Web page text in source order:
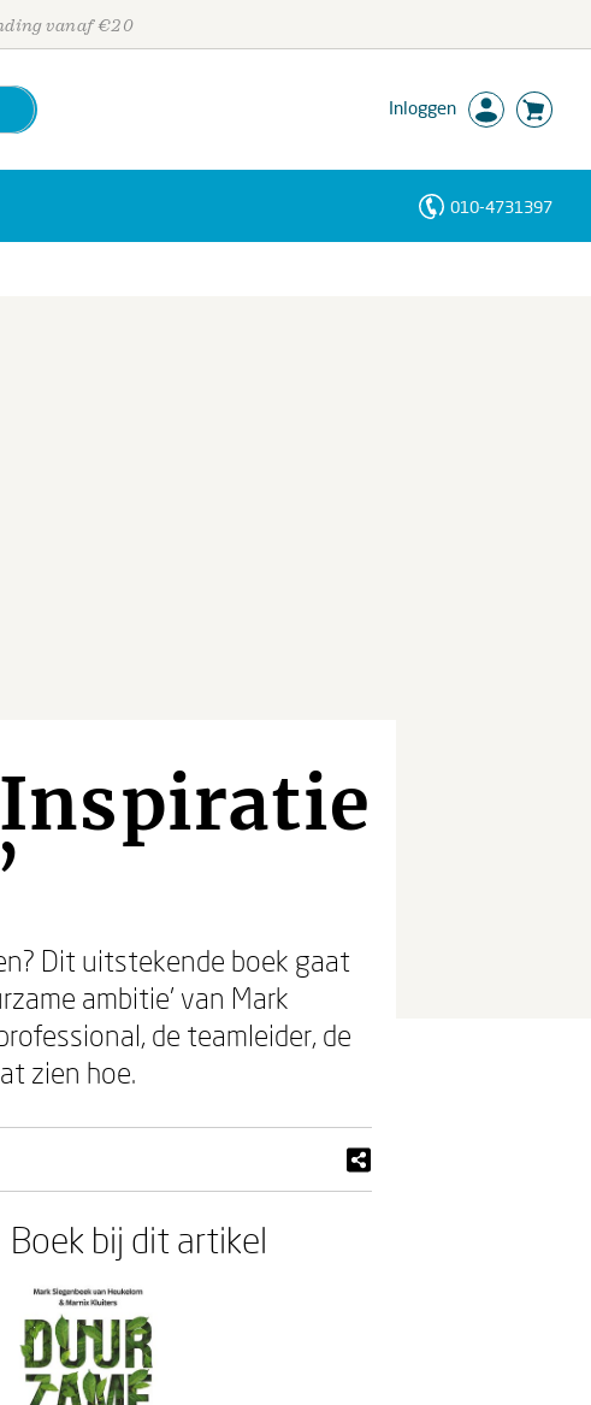
vanaf €20
Inloggen
010-4731397
Dit uitstekende boek gaat
ambitie’ van Mark
de teamleider, de
zien hoe.
Boek bij dit artikel
Personen